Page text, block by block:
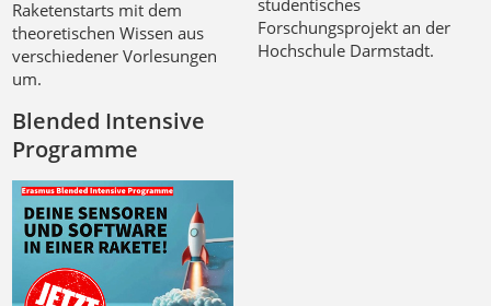
Raketenstarts mit dem
theoretischen Wissen aus
verschiedener Vorlesungen
um.
studentisches
Forschungsprojekt an der
Hochschule Darmstadt.
Blended Intensive
Programme